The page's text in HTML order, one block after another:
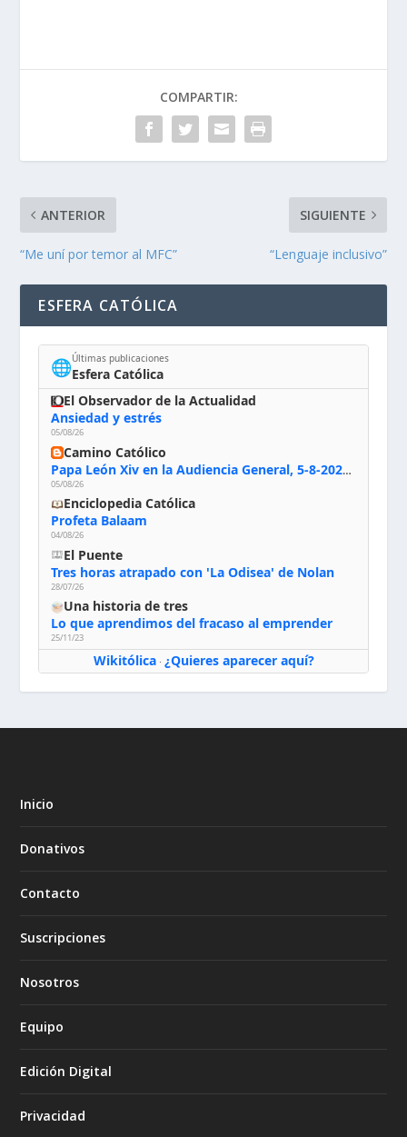
COMPARTIR:
ANTERIOR
“Me uní por temor al MFC”
SIGUIENTE
“Lenguaje inclusivo”
ESFERA CATÓLICA
🌐Últimas publicaciones
Esfera Católica
El Observador de la Actualidad
Ansiedad y estrés
05/08/26
Camino Católico
Papa León Xiv en la Audiencia General, 5-8-2026: «Dios en el primer puesto; la oración, nuestra primera obligación; la liturgia, la primera fuente de la vida divina que se nos comunica, la primera escuela de nuestra vida espiritual»
05/08/26
Enciclopedia Católica
Profeta Balaam
04/08/26
El Puente
Tres horas atrapado con 'La Odisea' de Nolan
28/07/26
Una historia de tres
Lo que aprendimos del fracaso al emprender
25/11/23
Wikitólica· ¿Quieres aparecer aquí?
Inicio
Donativos
Contacto
Suscripciones
Nosotros
Equipo
Edición Digital
Privacidad